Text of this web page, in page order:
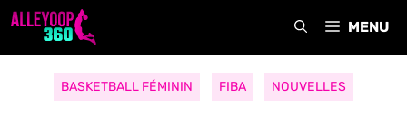
Aller
MENU
BASKETBALL FÉMININ FIBA NOUVELLES